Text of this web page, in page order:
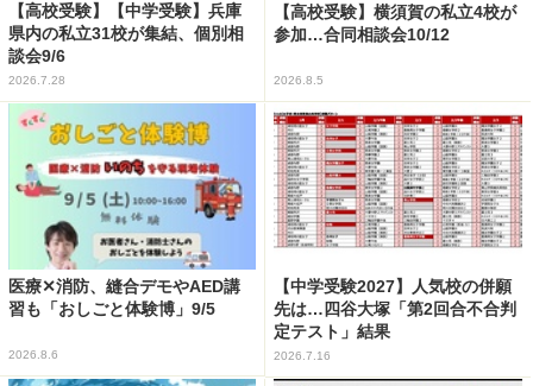
【高校受験】【中学受験】兵庫
県内の私立31校が集結、個別相
談会9/6
2026.7.28
【高校受験】横須賀の私立4校が
参加…合同相談会10/12
2026.8.5
医療✕消防、縫合デモやAED講
習も「おしごと体験博」9/5
2026.8.6
【中学受験2027】人気校の併願
先は…四谷大塚「第2回合不合判
定テスト」結果
2026.7.16